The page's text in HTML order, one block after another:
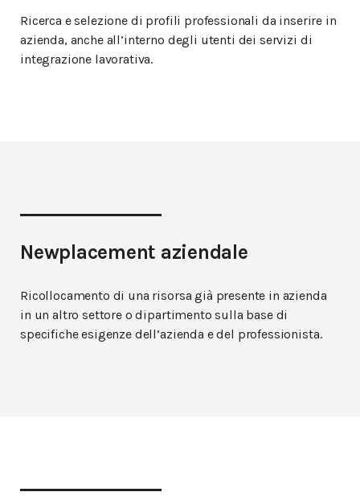
Ricerca e selezione di profili professionali da inserire in
azienda, anche all’interno degli utenti dei servizi di
integrazione lavorativa.
Newplacement aziendale
Ricollocamento di una risorsa già presente in azienda
in un altro settore o dipartimento sulla base di
specifiche esigenze dell’azienda e del professionista.